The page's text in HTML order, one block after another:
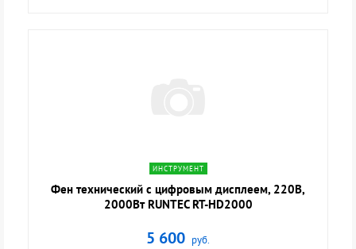
ИНСТРУМЕНТ
Фен технический с цифровым дисплеем, 220В,
2000Вт RUNTEC RT-HD2000
5 600 руб.